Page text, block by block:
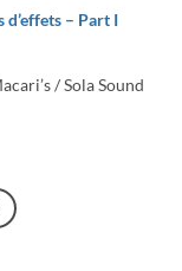
d’effets – Part I
/ Sola Sound